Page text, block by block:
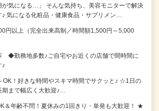
が気になる…」 そんな気持ち、美容モニターで解決
♪ 気になる化粧品・健康食品・サプリメン…
円以上（完全出来高制／時間額1,500円～5,000
◆勤務地多数♪ご自宅やお近くの店舗で間時間に
♪
OK！好きな時間やスキマ時間でサクッと♪ ☆1日の
期まで幅広く大歓迎♪…
＆年齢不問！夏休みの1回きり・単発も大歓迎！ ★